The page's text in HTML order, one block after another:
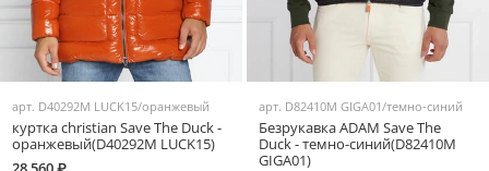
арт. D40292M LUCK15/оранжевый
куртка christian Save The Duck -
оранжевый(D40292M LUCK15)
арт. D82410M GIGA01/темно-синий
Безрукавка ADAM Save The
Duck - темно-синий(D82410M
GIGA01)